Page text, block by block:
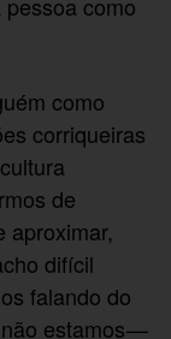
como
corriqueiras
de
aproximar,
difícil
falando do
estamos —